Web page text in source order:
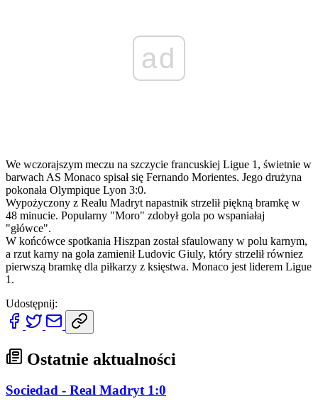
ad
We wczorajszym meczu na szczycie francuskiej Ligue 1, świetnie w
barwach AS Monaco spisał się Fernando Morientes. Jego drużyna
pokonała Olympique Lyon 3:0.
Wypożyczony z Realu Madryt napastnik strzelił piękną bramkę w
48 minucie. Popularny "Moro" zdobył gola po wspaniałaj
"główce".
W końcówce spotkania Hiszpan został sfaulowany w polu karnym,
a rzut karny na gola zamienił Ludovic Giuly, który strzelił równiez
pierwszą bramkę dla piłkarzy z księstwa. Monaco jest liderem Ligue
1.
Udostępnij:
Ostatnie aktualności
Sociedad - Real Madryt 1:0